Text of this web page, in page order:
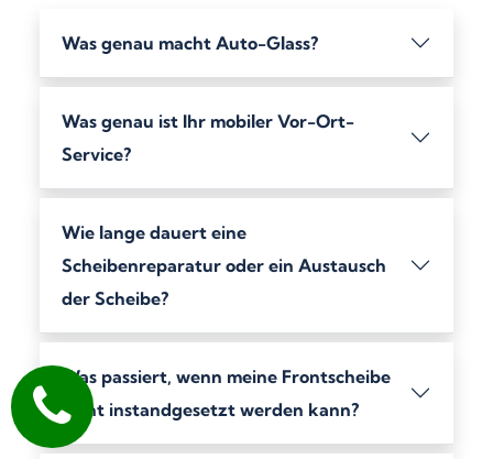
Was genau macht Auto-Glass?
Was genau ist Ihr mobiler Vor-Ort-
Service?
Wie lange dauert eine
Scheibenreparatur oder ein Austausch
der Scheibe?
Was passiert, wenn meine Frontscheibe
nicht instandgesetzt werden kann?